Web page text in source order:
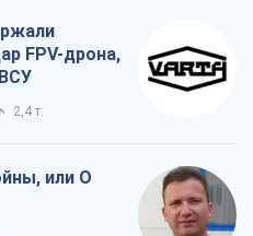
FPV-дрона,
2,4 т.
или О